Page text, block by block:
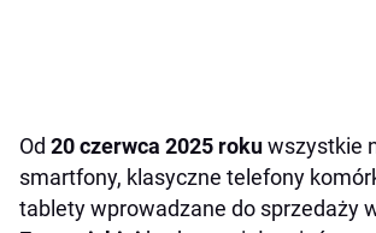
Od 20 czerwca 2025 rokuwszystkie
smartfony, klasyczne telefony
tablety wprowadzane do sprzedaży